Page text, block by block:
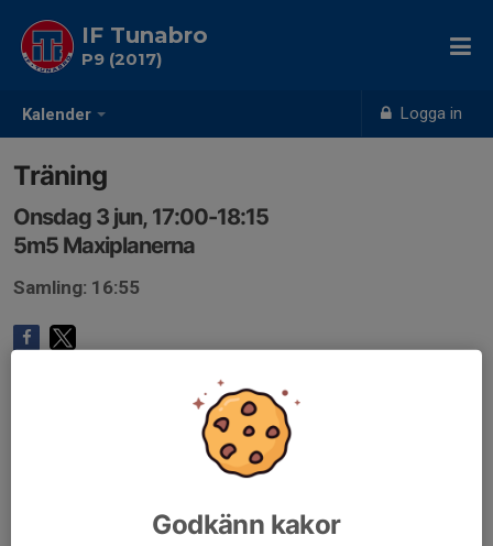
Kalender Logga in
IF Tunabro
P9 (2017)
Träning
Onsdag 3 jun, 17:00-18:15
5m5 Maxiplanerna
Samling: 16:55
Godkänn kakor